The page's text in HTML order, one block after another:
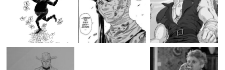
Eureka Pocket n.9 “Spirit, un detective creduto morto”